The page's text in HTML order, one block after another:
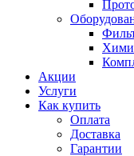
Акции
Услуги
Как купить
Оплата
Доставка
Гарантии